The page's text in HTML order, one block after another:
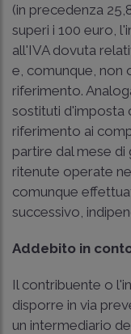
(in precedenza
superi i 100 euro,
all'IVA dovuta
e, comunque, non
riferimento.
sostituti d'imposta
riferimento ai
partire dal mese
ritenute operate
comunque
successivo,
Addebito in
Il contribuente o
disporre in via
un intermediario